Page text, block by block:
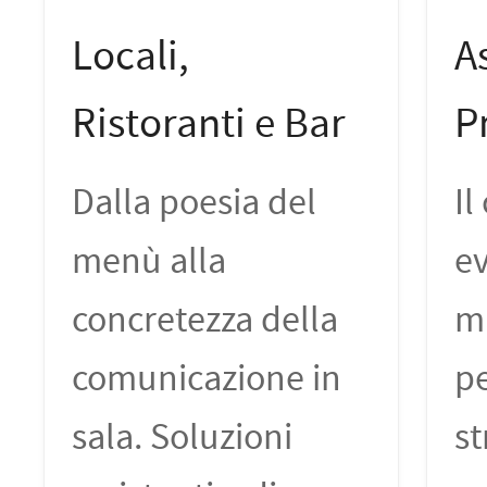
PETTORALI NUMERI DA
PETTORALI CON NOME ATLETA
Locali,
Ristoranti e Bar
Dalla poesia del
menù alla
concretezza della
comunicazione in
sala. Soluzioni
Il